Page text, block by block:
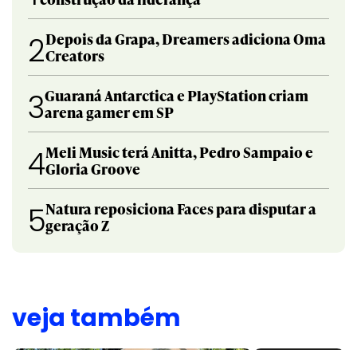
2Depois da Grapa, Dreamers adiciona Oma
Creators
3Guaraná Antarctica e PlayStation criam
arena gamer em SP
4Meli Music terá Anitta, Pedro Sampaio e
Gloria Groove
5Natura reposiciona Faces para disputar a
geração Z
veja também